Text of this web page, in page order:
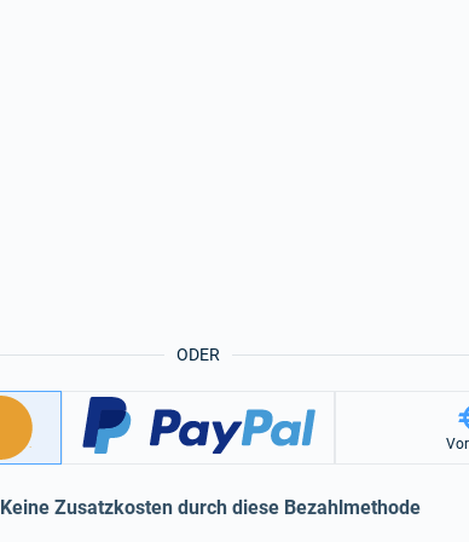
ODER
Keine Zusatzkosten durch diese Bezahlmethode